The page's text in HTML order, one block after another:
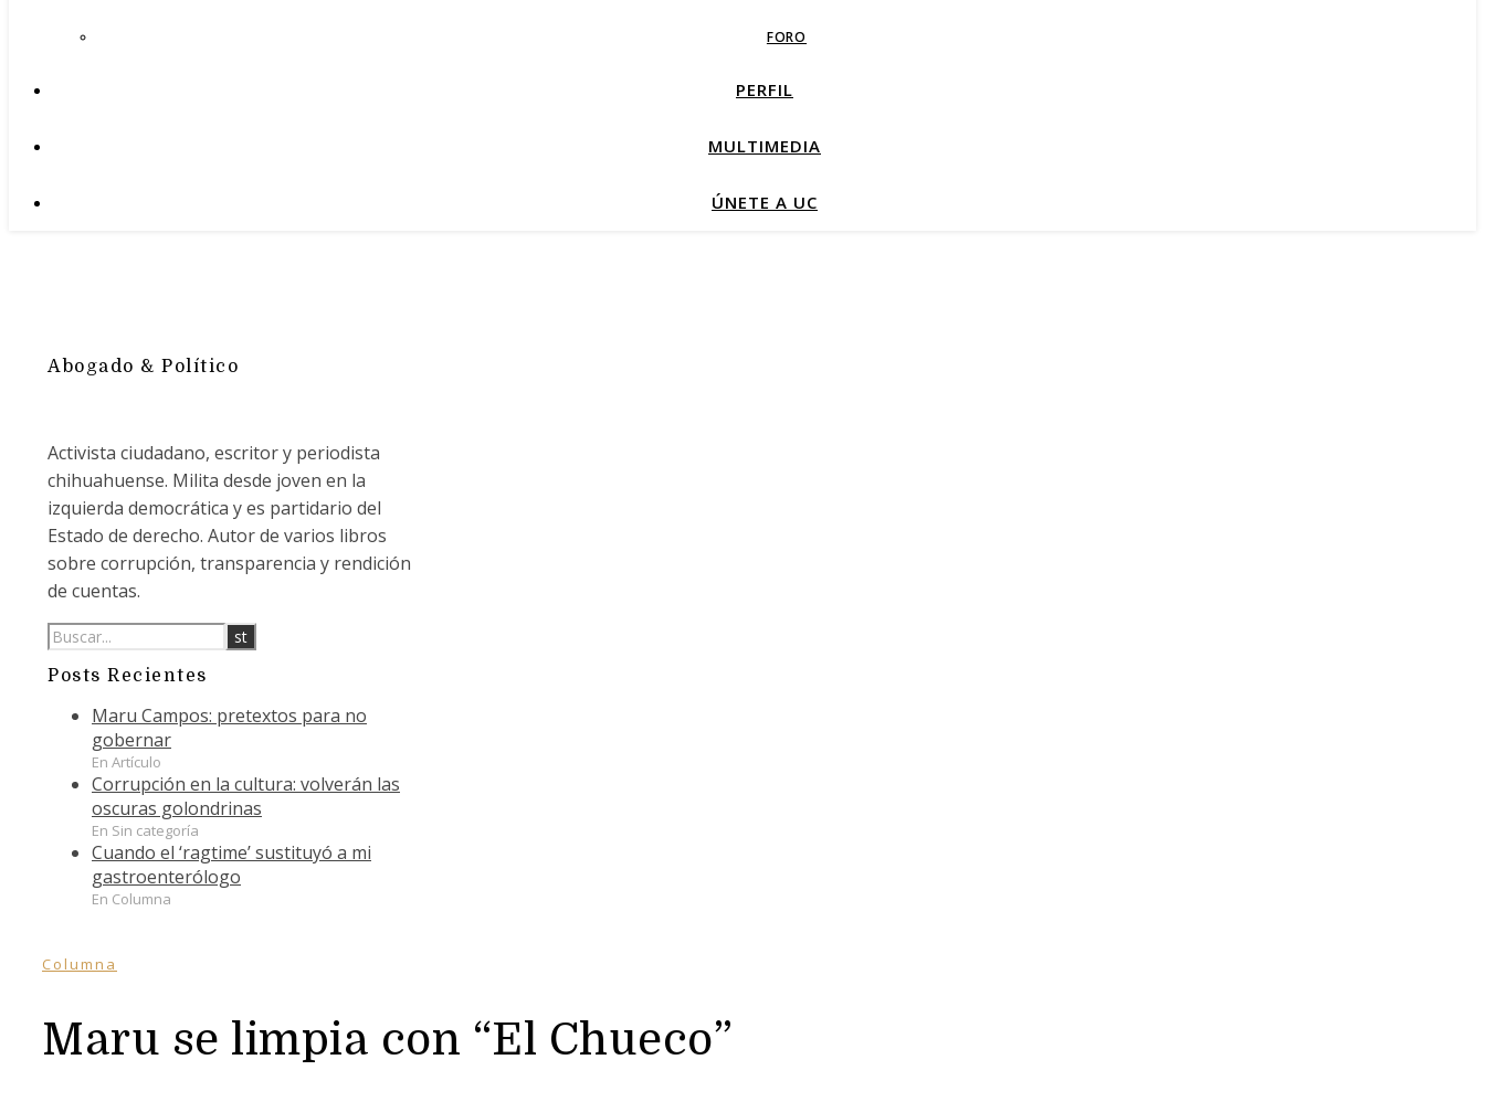
FORO
PERFIL
MULTIMEDIA
ÚNETE A UC
Abogado & Político
Activista ciudadano, escritor y periodista
chihuahuense. Milita desde joven en la
izquierda democrática y es partidario del
Estado de derecho. Autor de varios libros
sobre corrupción, transparencia y rendición
de cuentas.
Posts Recientes
Maru Campos: pretextos para no
gobernar
En Artículo
Corrupción en la cultura: volverán las
oscuras golondrinas
En Sin categoría
Cuando el ‘ragtime’ sustituyó a mi
gastroenterólogo
En Columna
Columna
Maru se limpia con “El Chueco”